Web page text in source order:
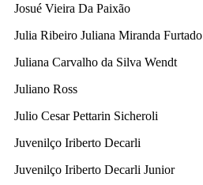
Josué Vieira Da Paixão
Julia Ribeiro Juliana Miranda Furtado
Juliana Carvalho da Silva Wendt
Juliano Ross
Julio Cesar Pettarin Sicheroli
Juvenilço Iriberto Decarli
Juvenilço Iriberto Decarli Junior